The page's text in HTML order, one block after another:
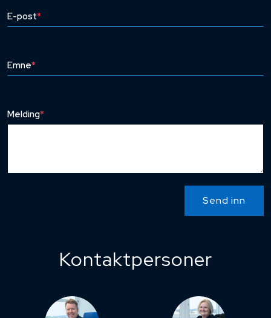
E-post*
Emne*
Melding*
Send inn
Kontaktpersoner